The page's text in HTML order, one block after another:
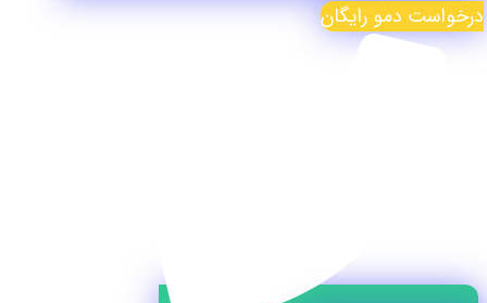
درخواست دمو رایگان